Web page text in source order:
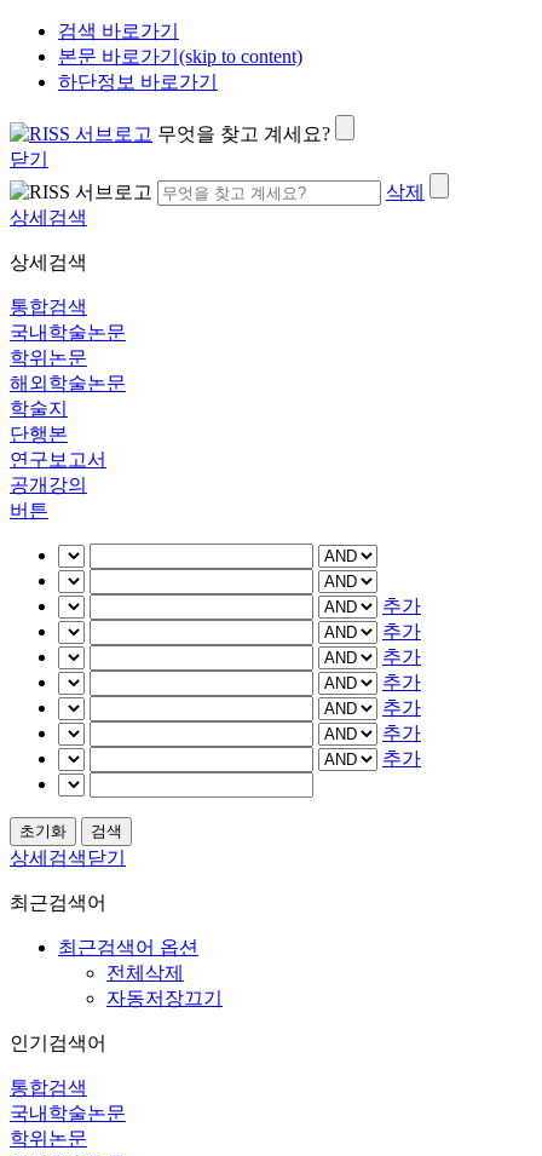
검색 바로가기
본문 바로가기(skip to content)
하단정보 바로가기
무엇을 찾고 계세요?
닫기
삭제
상세검색
상세검색
통합검색
국내학술논문
학위논문
해외학술논문
학술지
단행본
연구보고서
공개강의
버튼
추가
추가
추가
추가
추가
추가
추가
상세검색닫기
최근검색어
최근검색어 옵션
전체삭제
자동저장끄기
인기검색어
통합검색
국내학술논문
학위논문